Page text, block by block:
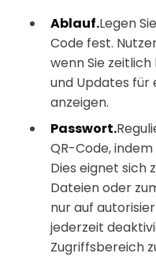
Ablauf.Legen
Code fest.
wenn Sie
und Updates
anzeigen.
Passwort.
QR-Code,
Dies eignet sich
Dateien oder
nur auf
jederzeit
Zugriffsbereich